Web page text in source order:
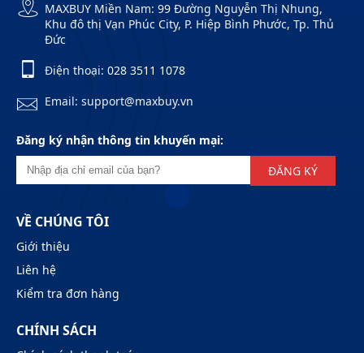
MAXBUY Miền Nam: 99 Đường Nguyễn Thị Nhung,
Khu đô thị Vạn Phúc City, P. Hiệp Bình Phước, Tp. Thủ
Đức
Điện thoại: 028 3511 1078
Email: support@maxbuy.vn
Đăng ký nhận thông tin khuyến mại:
ĐĂNG KÝ
VỀ CHÚNG TÔI
Giới thiệu
Liên hệ
Kiểm tra đơn hàng
CHÍNH SÁCH